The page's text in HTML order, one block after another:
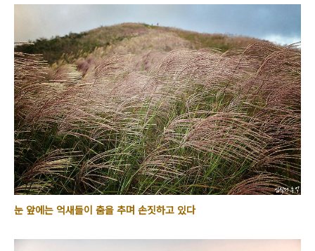
눈 앞에는 억새들이 춤을 추며 손짓하고 있다